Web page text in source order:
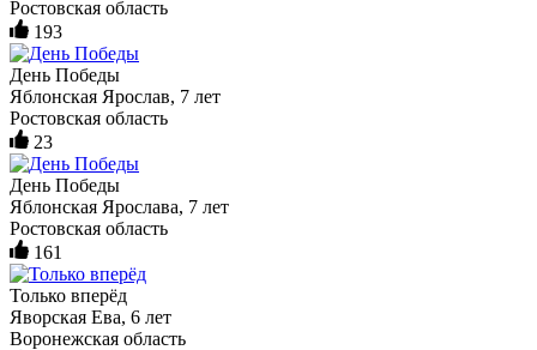
Ростовская область
193
День Победы
Яблонская Ярослав, 7 лет
Ростовская область
23
День Победы
Яблонская Ярослава, 7 лет
Ростовская область
161
Только вперёд
Яворская Ева, 6 лет
Воронежская область